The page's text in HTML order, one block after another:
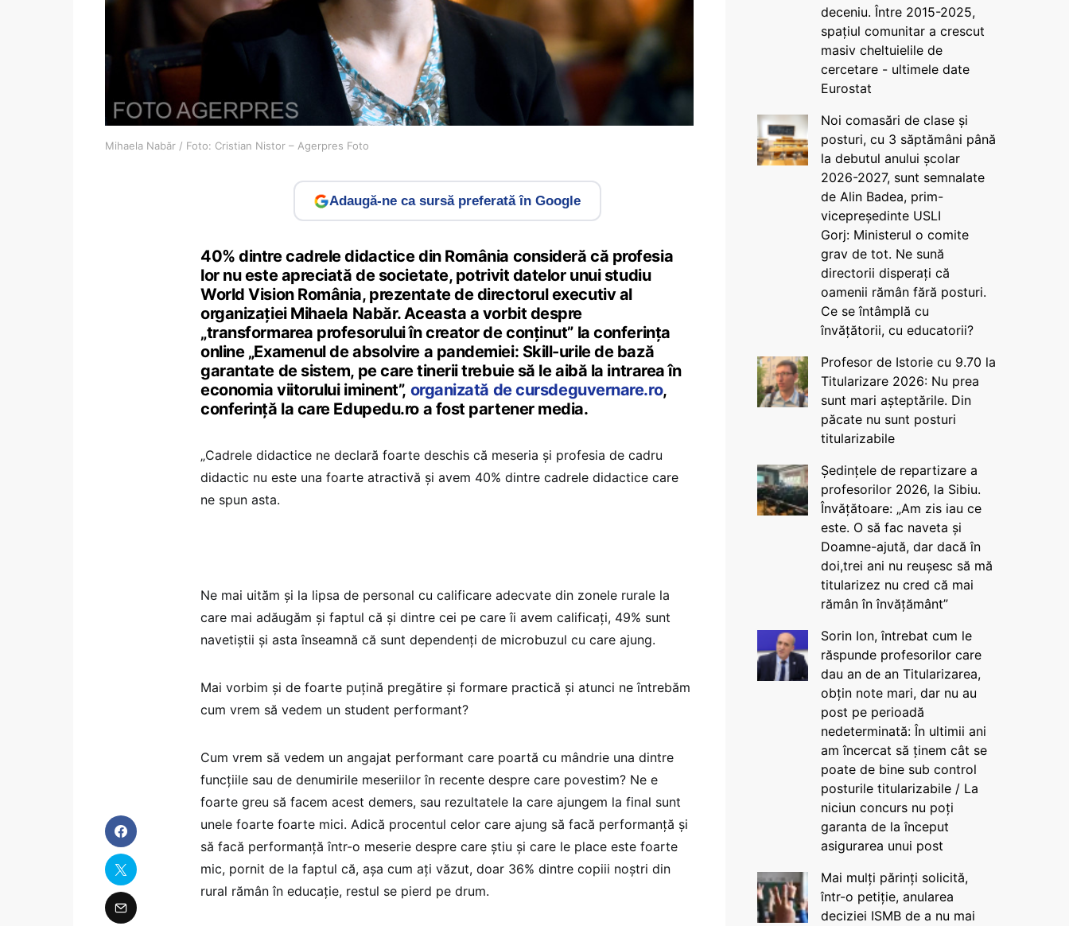
Mihaela Nabăr / Foto: Cristian Nistor – Agerpres Foto
Adaugă-ne ca sursă preferată în Google
40% dintre cadrele didactice din România consideră că profesia
lor nu este apreciată de societate, potrivit datelor unui studiu
World Vision România, prezentate de directorul executiv al
organizației Mihaela Nabăr. Aceasta a vorbit despre
„transformarea profesorului în creator de conținut” la conferința
online „Examenul de absolvire a pandemiei: Skill-urile de bază
garantate de sistem, pe care tinerii trebuie să le aibă la intrarea în
economia viitorului iminent”, organizată de cursdeguvernare.ro,
conferință la care Edupedu.ro a fost partener media.
„Cadrele didactice ne declară foarte deschis că meseria și profesia de cadru
didactic nu este una foarte atractivă și avem 40% dintre cadrele didactice care
ne spun asta.
Ne mai uităm și la lipsa de personal cu calificare adecvate din zonele rurale la
care mai adăugăm și faptul că și dintre cei pe care îi avem calificați, 49% sunt
navetiștii și asta înseamnă că sunt dependenți de microbuzul cu care ajung.
Mai vorbim și de foarte puțină pregătire și formare practică și atunci ne întrebăm
cum vrem să vedem un student performant?
Cum vrem să vedem un angajat performant care poartă cu mândrie una dintre
funcțiile sau de denumirile meseriilor în recente despre care povestim? Ne e
foarte greu să facem acest demers, sau rezultatele la care ajungem la final sunt
unele foarte foarte mici. Adică procentul celor care ajung să facă performanță și
să facă performanță într-o meserie despre care știu și care le place este foarte
mic, pornit de la faptul că, așa cum ați văzut, doar 36% dintre copiii noștri din
rural rămân în educație, restul se pierd pe drum.
deceniu. Între 2015-2025,
spațiul comunitar a crescut
masiv cheltuielile de
cercetare - ultimele date
Eurostat
Noi comasări de clase și
posturi, cu 3 săptămâni până
la debutul anului școlar
2026-2027, sunt semnalate
de Alin Badea, prim-
vicepreședinte USLI
Gorj: Ministerul o comite
grav de tot. Ne sună
directorii disperați că
oamenii rămân fără posturi.
Ce se întâmplă cu
învățătorii, cu educatorii?
Profesor de Istorie cu 9.70 la
Titularizare 2026: Nu prea
sunt mari așteptările. Din
păcate nu sunt posturi
titularizabile
Ședințele de repartizare a
profesorilor 2026, la Sibiu.
Învățătoare: „Am zis iau ce
este. O să fac naveta și
Doamne-ajută, dar dacă în
doi,trei ani nu reușesc să mă
titularizez nu cred că mai
rămân în învățământ”
Sorin Ion, întrebat cum le
răspunde profesorilor care
dau an de an Titularizarea,
obțin note mari, dar nu au
post pe perioadă
nedeterminată: În ultimii ani
am încercat să ținem cât se
poate de bine sub control
posturile titularizabile / La
niciun concurs nu poți
garanta de la început
asigurarea unui post
Mai mulți părinți solicită,
într-o petiție, anularea
deciziei ISMB de a nu mai